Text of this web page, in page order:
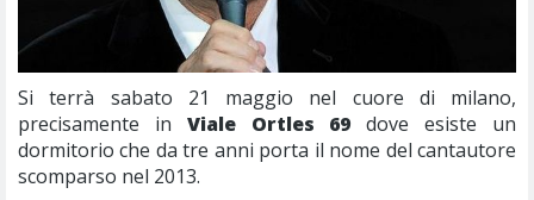
Si terrà sabato 21 maggio nel cuore di milano,
precisamente in Viale Ortles 69 dove esiste un
dormitorio che da tre anni porta il nome del cantautore
scomparso nel 2013.